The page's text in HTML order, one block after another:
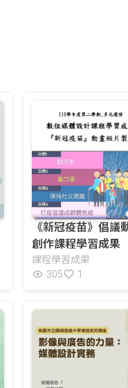
《新冠疫苗》倡議
創作課程學習成果
課程學習成果
305
1